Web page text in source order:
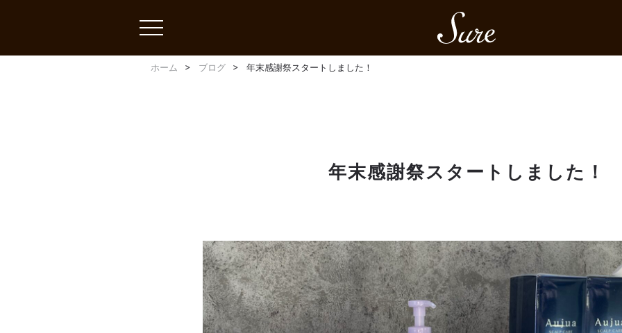
toggle
ホーム ブログ 年末感謝祭スタートしました！
年末感謝祭スタートしました！